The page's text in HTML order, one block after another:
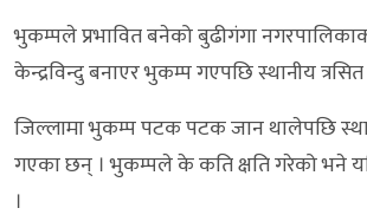
भुकम्पले प्रभावित बनेको बुढीगंगा
केन्द्रविन्दु बनाएर भुकम्प गएपछि स्थानीय
जिल्लामा भुकम्प पटक पटक जान थालेपछि
गएका छन् । भुकम्पले के कति क्षति गरेको भने
।